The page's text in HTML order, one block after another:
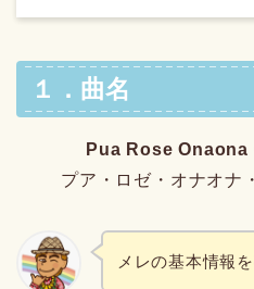
１．曲名
Pua Rose
プア・ロゼ・オナオナ
メレの基本情報